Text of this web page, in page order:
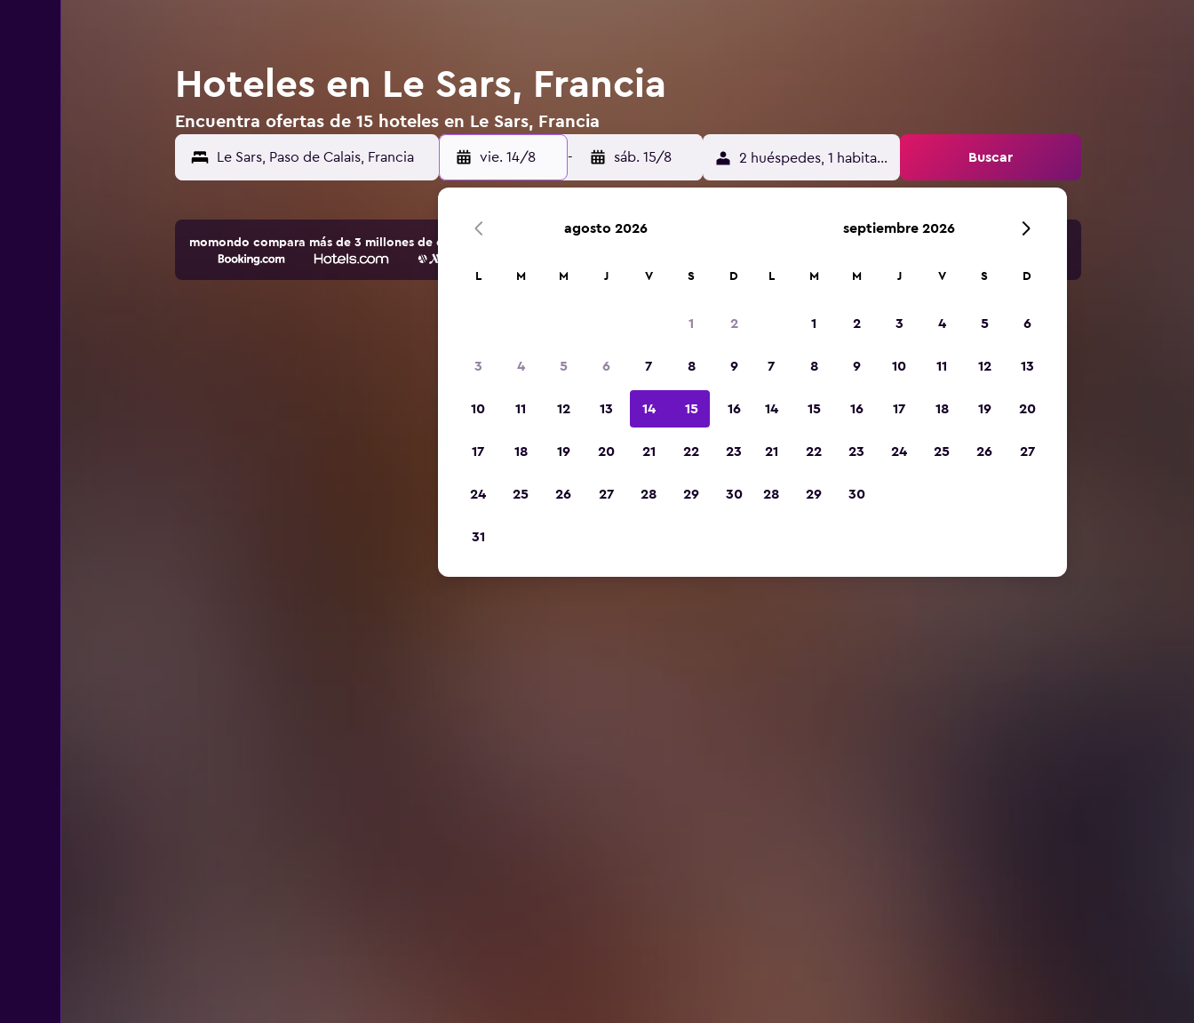
Hoteles en Le Sars, Francia
Encuentra ofertas de 15 hoteles en Le Sars, Francia
vie. 14/8 - sáb. 15/8 2 huéspedes, 1 habitación Buscar
momondo compara más de 3 millones de opciones de hoteles y alojamientos.
agosto 2026
L M M J V S D
1 2
3 4 5 6 7 8 9
10 11 12 13 14 15 16
17 18 19 20 21 22 23
24 25 26 27 28 29 30
31
septiembre 2026
L M M J V S D
1 2 3 4 5 6
7 8 9 10 11 12 13
14 15 16 17 18 19 20
21 22 23 24 25 26 27
28 29 30